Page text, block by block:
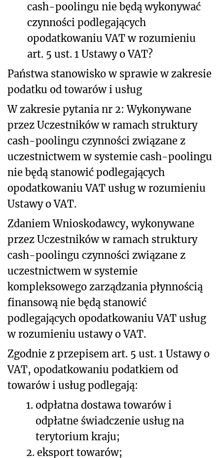
cash-poolingu nie będą wykonywać
czynności podlegających
opodatkowaniu VAT w rozumieniu
art. 5 ust. 1 Ustawy o VAT?
Państwa stanowisko w sprawie w zakresie
podatku od towarów i usług
W zakresie pytania nr 2: Wykonywane
przez Uczestników w ramach struktury
cash-poolingu czynności związane z
uczestnictwem w systemie cash-poolingu
nie będą stanowić podlegających
opodatkowaniu VAT usług w rozumieniu
Ustawy o VAT.
Zdaniem Wnioskodawcy, wykonywane
przez Uczestników w ramach struktury
cash-poolingu czynności związane z
uczestnictwem w systemie
kompleksowego zarządzania płynnością
finansową nie będą stanowić
podlegających opodatkowaniu VAT usług
w rozumieniu ustawy o VAT.
Zgodnie z przepisem art. 5 ust. 1 Ustawy o
VAT, opodatkowaniu podatkiem od
towarów i usług podlegają:
1. odpłatna dostawa towarów i
odpłatne świadczenie usług na
terytorium kraju;
2. eksport towarów;